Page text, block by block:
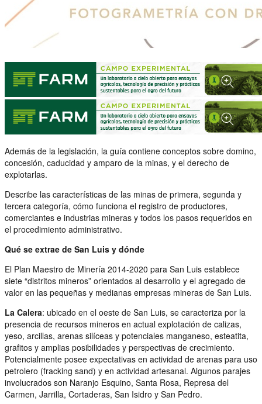
Además de la legislación, la guía contiene conceptos sobre domino,
concesión, caducidad y amparo de la minas, y el derecho de
explotarlas.
Describe las características de las minas de primera, segunda y
tercera categoría, cómo funciona el registro de productores,
comerciantes e industrias mineras y todos los pasos requeridos en
el procedimiento administrativo.
Qué se extrae de San Luis y dónde
El Plan Maestro de Minería 2014-2020 para San Luis establece
siete “distritos mineros” orientados al desarrollo y el agregado de
valor en las pequeñas y medianas empresas mineras de San Luis.
La Calera: ubicado en el oeste de San Luis, se caracteriza por la
presencia de recursos mineros en actual explotación de calizas,
yeso, arcillas, arenas silíceas y potenciales manganeso, esteatita,
grafitos y amplias posibilidades y perspectivas de crecimiento.
Potencialmente posee expectativas en actividad de arenas para uso
petrolero (fracking sand) y en actividad artesanal. Algunos parajes
involucrados son Naranjo Esquino, Santa Rosa, Represa del
Carmen, Jarrilla, Cortaderas, San Isidro y San Pedro.